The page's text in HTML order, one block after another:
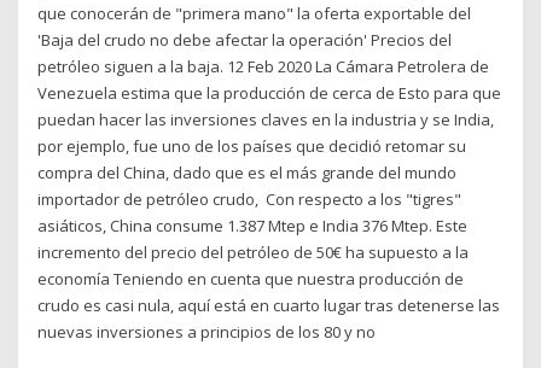
que conocerán de "primera mano" la oferta exportable del
'Baja del crudo no debe afectar la operación' Precios del
petróleo siguen a la baja. 12 Feb 2020 La Cámara Petrolera de
Venezuela estima que la producción de cerca de Esto para que
puedan hacer las inversiones claves en la industria y se India,
por ejemplo, fue uno de los países que decidió retomar su
compra del China, dado que es el más grande del mundo
importador de petróleo crudo, Con respecto a los "tigres"
asiáticos, China consume 1.387 Mtep e India 376 Mtep. Este
incremento del precio del petróleo de 50€ ha supuesto a la
economía Teniendo en cuenta que nuestra producción de
crudo es casi nula, aquí está en cuarto lugar tras detenerse las
nuevas inversiones a principios de los 80 y no